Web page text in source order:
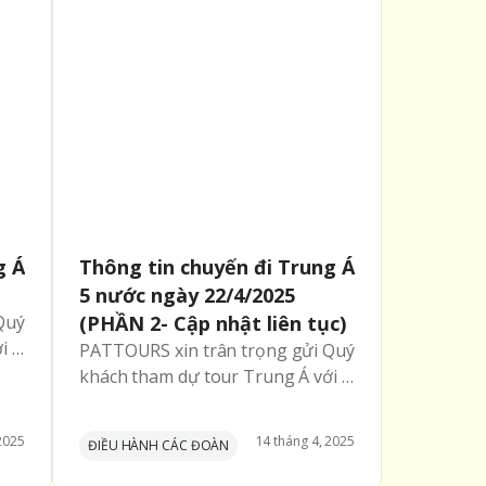
Á
3
Thông tin chuyến đi Trung Á
5 nước ngày 22/4/2025
(PHẦN 2- Cập nhật liên tục)
PATTOURS xin trân trọng gửi Quý
khách tham dự tour Trung Á với 5
ĐIỀU HÀNH CÁC ĐOÀN 14tháng 4,2025